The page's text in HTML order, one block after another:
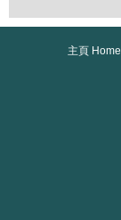
主頁 Home